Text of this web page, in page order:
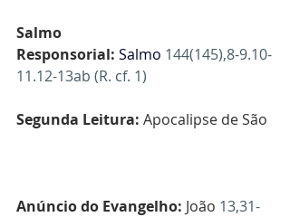
Salmo
Responsorial: Salmo 144(145),8-9.10-
11.12-13ab (R. cf. 1)
Segunda Leitura: Apocalipse de São
Anúncio do Evangelho: João 13,31-